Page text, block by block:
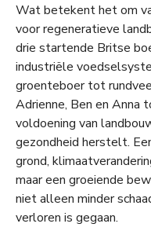
Wat betekent het om
voor regeneratieve
drie startende Britse
industriële
groenteboer tot
Adrienne, Ben en Anna
voldoening van
gezondheid herstelt.
grond,
maar een groeiende
niet alleen minder
verloren is gegaan.